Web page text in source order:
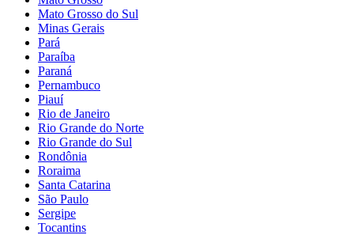
Mato Grosso do Sul
Minas Gerais
Pará
Paraíba
Paraná
Pernambuco
Piauí
Rio de Janeiro
Rio Grande do Norte
Rio Grande do Sul
Rondônia
Roraima
Santa Catarina
São Paulo
Sergipe
Tocantins